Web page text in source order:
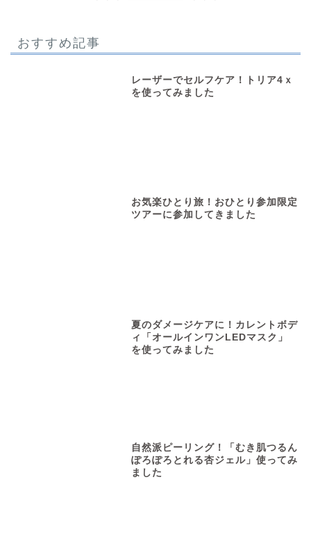
おすすめ記事
レーザーでセルフケア！トリア4ｘ
を使ってみました
お気楽ひとり旅！おひとり参加限定
ツアーに参加してきました
夏のダメージケアに！カレントボデ
ィ「オールインワンLEDマスク」
を使ってみました
自然派ピーリング！「むき肌つるん
ぽろぽろとれる杏ジェル」使ってみ
ました